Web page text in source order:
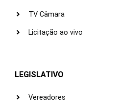
TV Câmara
Licitação ao vivo
LEGISLATIVO
Vereadores